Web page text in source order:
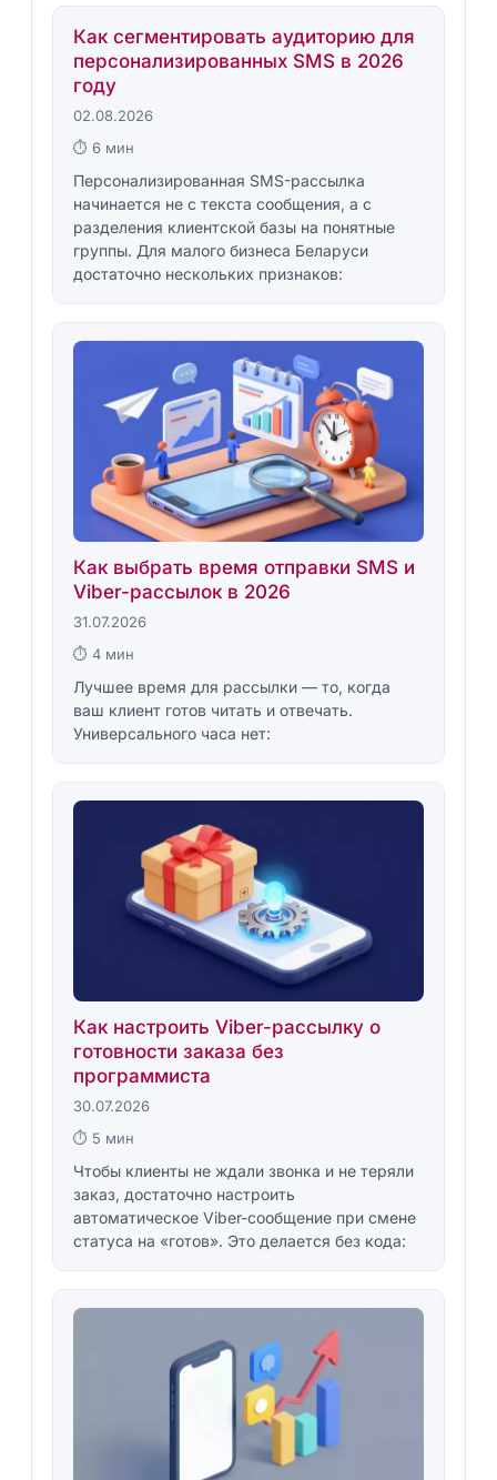
Как сегментировать аудиторию для
персонализированных SMS в 2026
году
02.08.2026
⏱ 6 мин
Персонализированная SMS-рассылка
начинается не с текста сообщения, а с
разделения клиентской базы на понятные
группы. Для малого бизнеса Беларуси
достаточно нескольких признаков:
Как выбрать время отправки SMS и
Viber-рассылок в 2026
31.07.2026
⏱ 4 мин
Лучшее время для рассылки — то, когда
ваш клиент готов читать и отвечать.
Универсального часа нет:
Как настроить Viber-рассылку о
готовности заказа без
программиста
30.07.2026
⏱ 5 мин
Чтобы клиенты не ждали звонка и не теряли
заказ, достаточно настроить
автоматическое Viber-сообщение при смене
статуса на «готов». Это делается без кода: